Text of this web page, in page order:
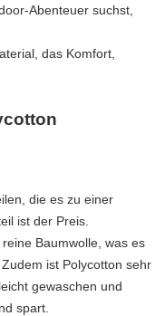
Abenteuer suchst,
das Komfort,
die es zu einer
ist der Preis.
Baumwolle, was es
ist Polycotton sehr
gewaschen und
spart.